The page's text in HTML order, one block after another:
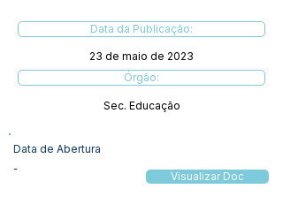
Data da Publicação:
23 de maio de 2023
Órgão:
Sec. Educação
Data de Abertura
-
Visualizar Doc